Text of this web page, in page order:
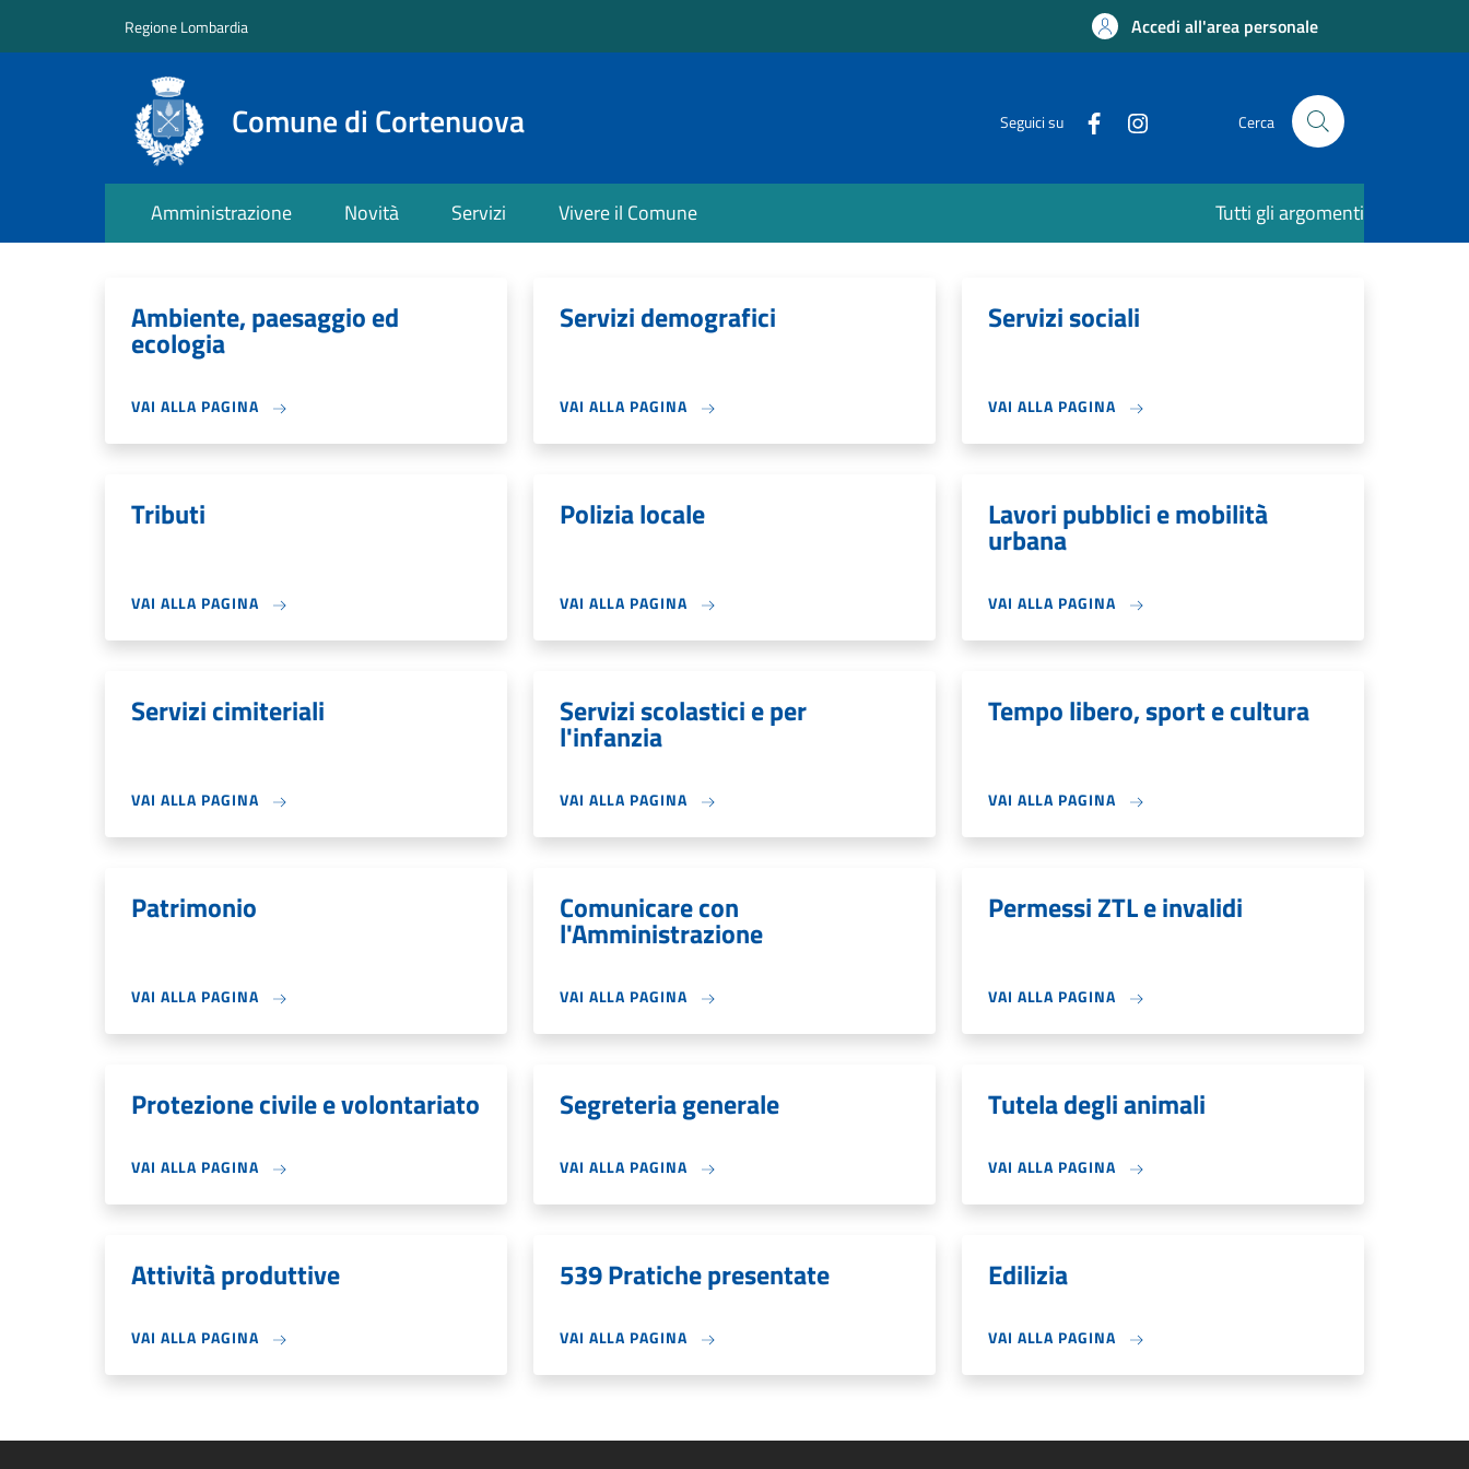
Regione Lombardia Accedi all'area personale
Comune di Cortenuova Seguici su Cerca
Amministrazione Novità Servizi Vivere il Comune Tutti gli argomenti
Ambiente, paesaggio ed
ecologia
VAI ALLA PAGINA
Servizi demografici
VAI ALLA PAGINA
Servizi sociali
VAI ALLA PAGINA
Tributi
VAI ALLA PAGINA
Polizia locale
VAI ALLA PAGINA
Lavori pubblici e mobilità
urbana
VAI ALLA PAGINA
Servizi cimiteriali
VAI ALLA PAGINA
Servizi scolastici e per
l'infanzia
VAI ALLA PAGINA
Tempo libero, sport e cultura
VAI ALLA PAGINA
Patrimonio
VAI ALLA PAGINA
Comunicare con
l'Amministrazione
VAI ALLA PAGINA
Permessi ZTL e invalidi
VAI ALLA PAGINA
Protezione civile e volontariato
VAI ALLA PAGINA
Segreteria generale
VAI ALLA PAGINA
Tutela degli animali
VAI ALLA PAGINA
Attività produttive
VAI ALLA PAGINA
539 Pratiche presentate
VAI ALLA PAGINA
Edilizia
VAI ALLA PAGINA